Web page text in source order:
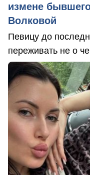
измене
Волковой
Певицу до
переживать не о